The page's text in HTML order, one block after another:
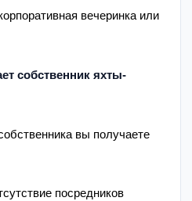
вечеринка или
собственник яхты-
вы получаете
посредников